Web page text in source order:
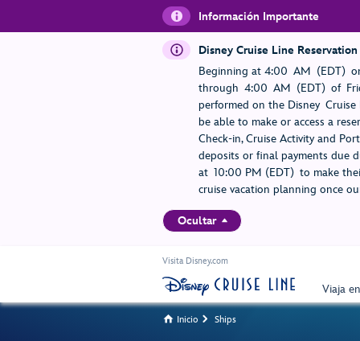
Información Importante
Disney Cruise Line
Beginning at 4:00 AM (EDT)
through 4:00 AM (EDT) of
performed on the Disney
be able to make or access a
Check-in, Cruise Activity and
deposits or final payments due
at 10:00 PM (EDT) to make
cruise vacation planning once
Ocultar
Visita Disney.com
Viaja
 Inicio  Ships